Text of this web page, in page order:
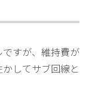
すが、維持費が
してサブ回線と